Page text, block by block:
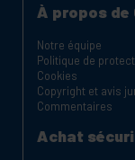
À propos
Notre équipe
Politique de
Cookies
Copyright et avis
Commentaires
Achat